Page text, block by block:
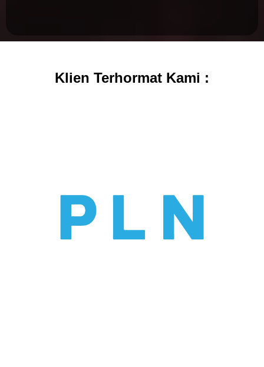
Klien Terhormat Kami :